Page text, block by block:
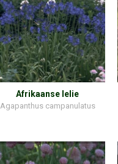
Afrikaanse lelie
Agapanthus campanulatus